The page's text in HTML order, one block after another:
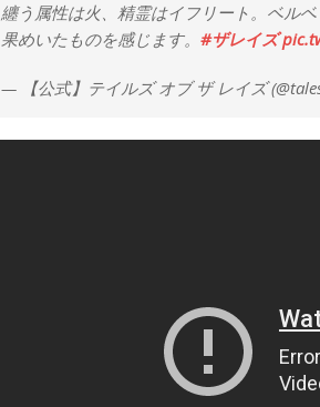
纏う属性は火、精霊はイフリート。ベル
果めいたものを感じます。 #ザレイズ
— 【公式】テイルズ オブ ザ レイズ